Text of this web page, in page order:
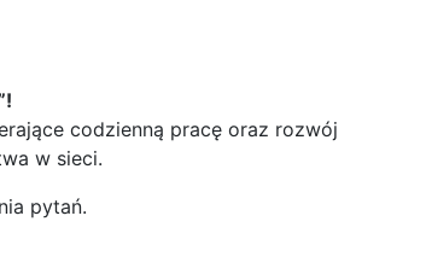
codzienną pracę oraz rozwój
w sieci.
pytań.